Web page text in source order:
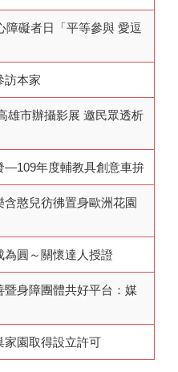
障礙者日「平等參與 愛逗
訪本家
雄市辦攝影展 邀民眾透析
—109年度輔教具創意車拚
含憨兒彷彿置身歐洲花園
為圓～關懷達人授證
暨身障團體共好平台：媒
家園取得設立許可